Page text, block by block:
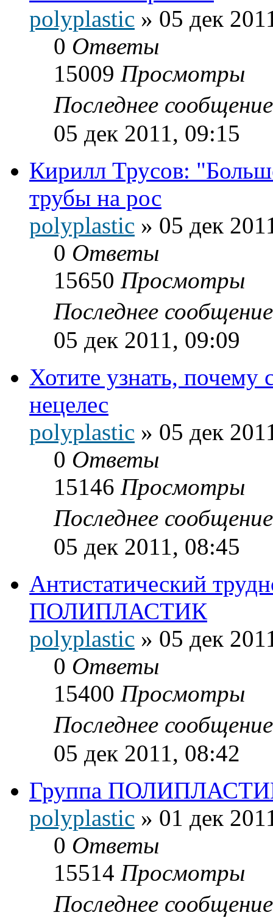
polyplastic » 05 дек
0 Ответы
15009 Просмотры
Последнее
05 дек 2011, 09:15
Кирилл Трусов:
трубы на рос
polyplastic » 05 дек
0 Ответы
15650 Просмотры
Последнее
05 дек 2011, 09:09
Хотите узнать, почему
нецелес
polyplastic » 05 дек
0 Ответы
15146 Просмотры
Последнее
05 дек 2011, 08:45
Антистатический
ПОЛИПЛАСТИК
polyplastic » 05 дек
0 Ответы
15400 Просмотры
Последнее
05 дек 2011, 08:42
Группа ПОЛИПЛАСТИК
polyplastic » 01 дек
0 Ответы
15514 Просмотры
Последнее